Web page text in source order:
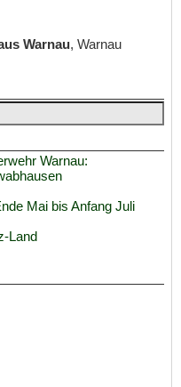
Warnau, Warnau
Warnau:
Mai bis Anfang Juli
Land